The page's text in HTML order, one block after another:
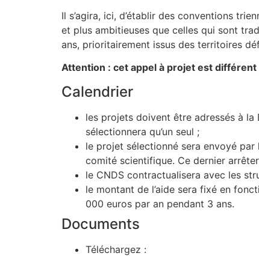
Il s’agira, ici, d’établir des conventions
et plus ambitieuses que celles qui sont
ans, prioritairement issus des territoires
Attention : cet appel à projet est différent
Calendrier
les projets doivent être adressés à la
sélectionnera qu’un seul ;
le projet sélectionné sera envoyé
comité scientifique. Ce dernier
le CNDS contractualisera avec les
le montant de l’aide sera fixé en
000 euros par an pendant 3 ans.
Documents
Téléchargez :